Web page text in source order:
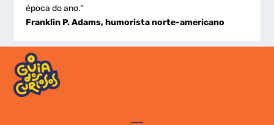
época do ano.”
Franklin P. Adams, humorista norte-americano